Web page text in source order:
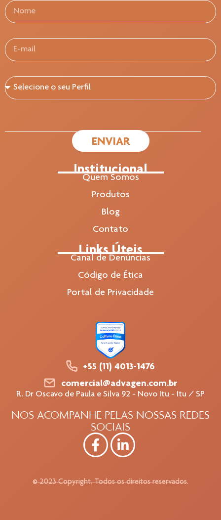
ENVIAR
Institucional
Quem Somos
Produtos
Blog
Contato
Links Úteis
Canal de Denúncias
Código de Ética
Portal de Privacidade
+55 (11) 4013-1476
comercial@advagen.com.br
R. Dr Oscavo de Paula e Silva 92 - Novo Itu - Itu / SP
NOS ACOMPANHE PELAS NOSSAS REDES
SOCIAIS
© 2023 Copyright. Todos os direitos reservados.